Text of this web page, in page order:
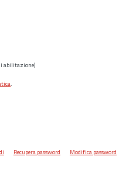
abilitazione)
.
Recupera password Modifica password